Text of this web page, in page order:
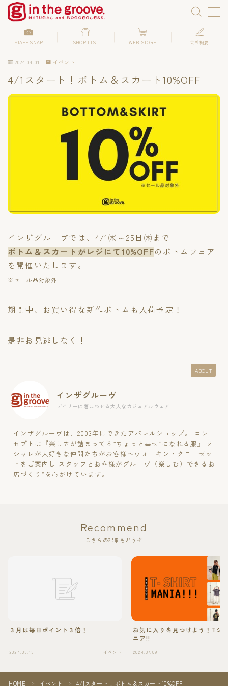
ONLINE SHOP
STAFF SNAP SHOP LIST WEB STORE 会社概要
2024.04.01 イベント
4/1スタート！ボトム＆スカート10%OFF
インザグルーヴでは、4/1㈭～25日㈭まで
ボトム＆スカートがレジにて10%OFFのボトムフェア
を開催いたします。
※セール品対象外
期間中、お買い得な新作ボトムも入荷予定！
是非お見逃しなく！
ABOUT
インザグルーヴ
デイリーに着まわせる大人なカジュアルウェア
インザグルーヴは、2003年にできたアパレルショップ。 コン
セプトは『楽しさが詰まってる”ちょっと幸せ”になれる服』 オ
シャレが大好きな仲間たちがお客様へウォーキン・クローゼッ
トをご案内し スタッフとお客様がグルーヴ（楽しむ）できるお
店づくり”を心がけています。
Recommend
こちらの記事もどうぞ
３月は毎日ポイント３倍！
2024.03.13 イベント
お気に入りを見つけよう！Tシ
ニア!!
2024.07.09
HOME ＞ イベント ＞ 4/1スタート！ボトム＆スカート10%OFF